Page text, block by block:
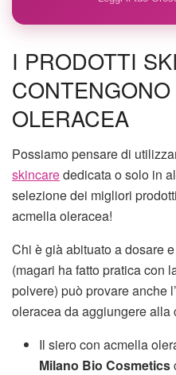
I PRODOTTI
OLERACEA
Possiamo pensare di
skincarededicata o solo in
selezione dei migliori
acmella oleracea!
Chi è già abituato a dosare
(magari ha fatto pratica con
polvere) può provare anche
oleracea da aggiungere alla
Il siero con acmella
Milano Bio Cosmetics